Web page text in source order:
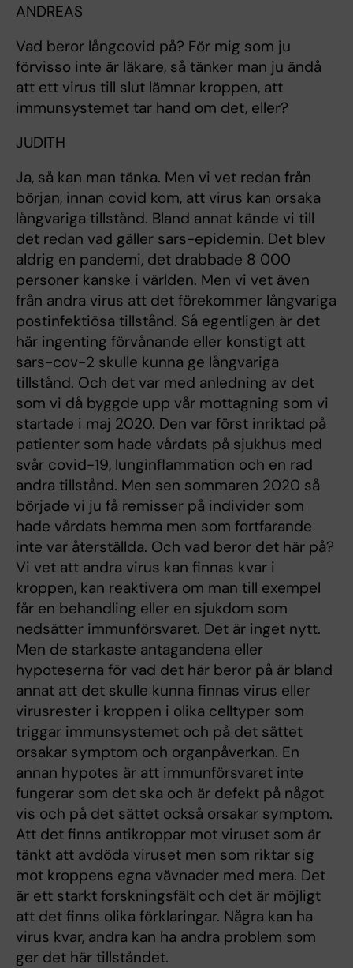
ANDREAS
Vad beror långcovid på? För mig som ju
förvisso inte är läkare, så tänker man ju ändå
att ett virus till slut lämnar kroppen, att
immunsystemet tar hand om det, eller?
JUDITH
Ja, så kan man tänka. Men vi vet redan från
början, innan covid kom, att virus kan orsaka
långvariga tillstånd. Bland annat kände vi till
det redan vad gäller sars-epidemin. Det blev
aldrig en pandemi, det drabbade 8 000
personer kanske i världen. Men vi vet även
från andra virus att det förekommer långvariga
postinfektiösa tillstånd. Så egentligen är det
här ingenting förvånande eller konstigt att
sars-cov-2 skulle kunna ge långvariga
tillstånd. Och det var med anledning av det
som vi då byggde upp vår mottagning som vi
startade i maj 2020. Den var först inriktad på
patienter som hade vårdats på sjukhus med
svår covid-19, lunginflammation och en rad
andra tillstånd. Men sen sommaren 2020 så
började vi ju få remisser på individer som
hade vårdats hemma men som fortfarande
inte var återställda. Och vad beror det här på?
Vi vet att andra virus kan finnas kvar i
kroppen, kan reaktivera om man till exempel
får en behandling eller en sjukdom som
nedsätter immunförsvaret. Det är inget nytt.
Men de starkaste antagandena eller
hypoteserna för vad det här beror på är bland
annat att det skulle kunna finnas virus eller
virusrester i kroppen i olika celltyper som
triggar immunsystemet och på det sättet
orsakar symptom och organpåverkan. En
annan hypotes är att immunförsvaret inte
fungerar som det ska och är defekt på något
vis och på det sättet också orsakar symptom.
Att det finns antikroppar mot viruset som är
tänkt att avdöda viruset men som riktar sig
mot kroppens egna vävnader med mera. Det
är ett starkt forskningsfält och det är möjligt
att det finns olika förklaringar. Några kan ha
virus kvar, andra kan ha andra problem som
ger det här tillståndet.